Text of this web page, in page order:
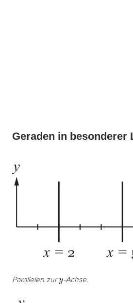
Geraden in besonderer
Parallelen zur -Achse.